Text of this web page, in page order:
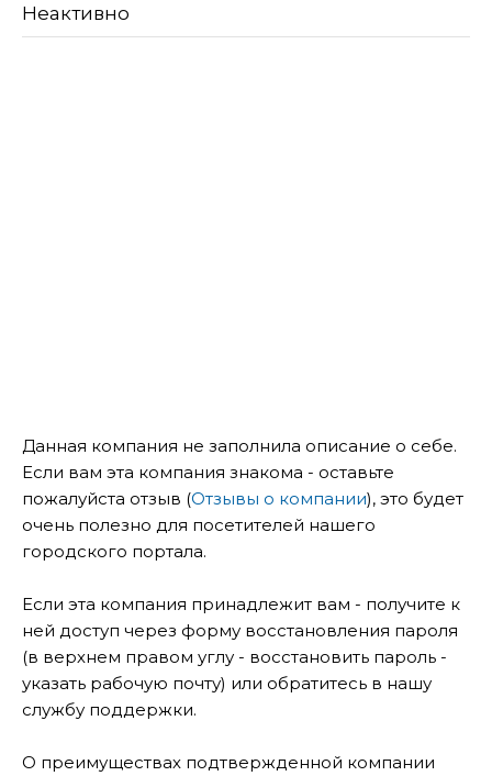
Неактивно
Данная компания не заполнила описание о себе.
Если вам эта компания знакома - оставьте
пожалуйста отзыв (Отзывы о компании), это будет
очень полезно для посетителей нашего
городского портала.
Если эта компания принадлежит вам - получите к
ней доступ через форму восстановления пароля
(в верхнем правом углу - восстановить пароль -
указать рабочую почту) или обратитесь в нашу
службу поддержки.
О преимуществах подтвержденной компании